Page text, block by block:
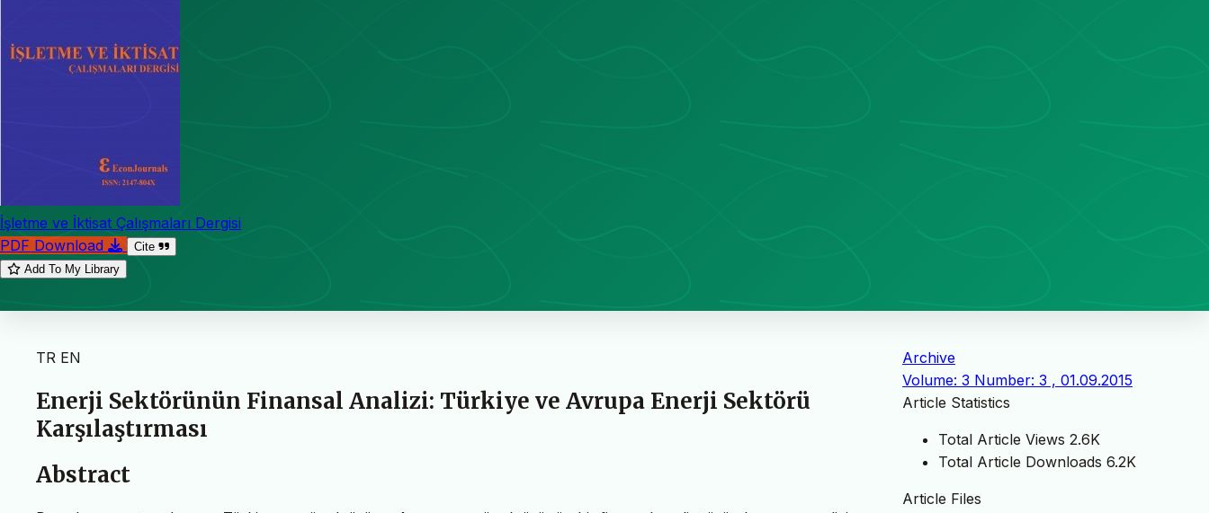
İşletme ve İktisat Çalışmaları Dergisi
PDF Download
Cite
Add To My Library
TR EN
Enerji Sektörünün Finansal Analizi: Türkiye ve Avrupa Enerji Sektörü
Karşılaştırması
Abstract
Archive
Volume: 3 Number: 3 , 01.09.2015
Article Statistics
Total Article Views 2.6K
Total Article Downloads 6.2K
Article Files